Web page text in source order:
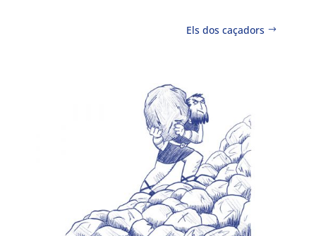
Els dos caçadors